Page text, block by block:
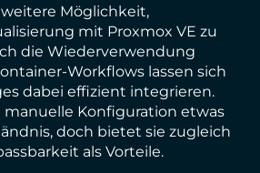
Möglichkeit,
mit Proxmox VE zu
die Wiederverwendung
Workflows lassen sich
dabei effizient integrieren.
manuelle Konfiguration etwas
doch bietet sie zugleich
als Vorteile.